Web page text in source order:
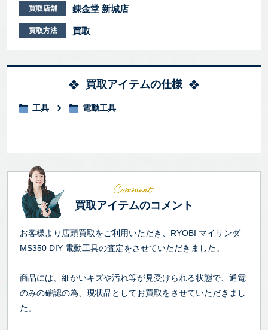
買取店舗 錬金堂 新城店
買取方法 買取
買取アイテムの仕様
工具 電動工具
買取アイテムのコメント
お客様より店頭買取をご利用いただき、RYOBI マイサンダ
MS350 DIY 電動工具の査定をさせていただきました。
商品には、細かいキズや汚れ等が見受けられる状態で、通電
のみの確認の為、現状品としてお買取をさせていただきまし
た。